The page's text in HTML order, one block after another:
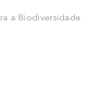
a Biodiversidade